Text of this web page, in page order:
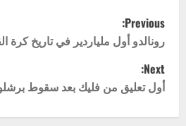
P
o
s
Previous:
رونالدو أول ملياردير في تاريخ كرة
Next:
أول تعليق من فليك بعد سقوط